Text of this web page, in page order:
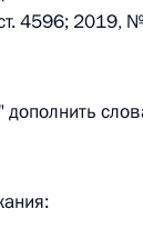
227–1 части
4596; 2019,